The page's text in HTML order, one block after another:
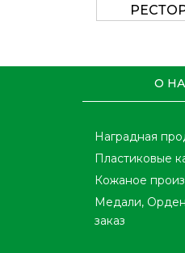
О
Наградная
Пластиковые
Кожаное
Медали,
заказ